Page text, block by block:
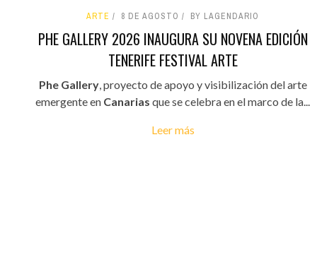
ARTE 8 DE AGOSTO BY LAGENDARIO
PHE GALLERY 2026 INAUGURA SU NOVENA EDICIÓN
TENERIFE FESTIVAL ARTE
Phe Gallery, proyecto de apoyo y visibilización del arte
emergente en Canarias que se celebra en el marco de la...
Leer más